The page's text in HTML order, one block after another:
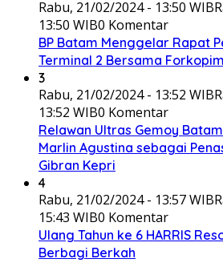
Rabu, 21/02/2024 - 13:50 WIB
13:50 WIB0 Komentar
BP Batam Menggelar Rapat
Terminal 2 Bersama
3
Rabu, 21/02/2024 - 13:52 WIB
13:52 WIB0 Komentar
Relawan Ultras Gemoy
Marlin Agustina sebagai
Gibran Kepri
4
Rabu, 21/02/2024 - 13:57 WIB
15:43 WIB0 Komentar
Ulang Tahun ke 6 HARRIS
Berbagi Berkah